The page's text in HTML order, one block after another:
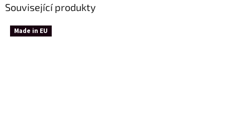
Související produkty
Made in EU